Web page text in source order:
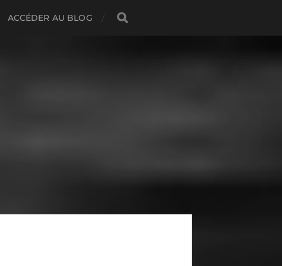
ACCÉDER AU BLOG